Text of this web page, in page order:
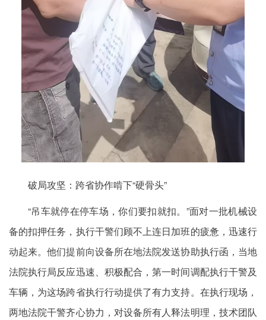
破局攻坚：跨省协作啃下“硬骨头”
“吊车就停在停车场，你们要扣就扣。”面对一批机械设
备的扣押任务，执行干警们顾不上连日加班的疲惫，迅速行
动起来。他们提前向设备所在地法院发送协助执行函，当地
法院执行局反应迅速、积极配合，第一时间调配执行干警及
车辆，为这场跨省执行行动提供了有力支持。在执行现场，
两地法院干警齐心协力，对设备所有人释法明理，技术团队